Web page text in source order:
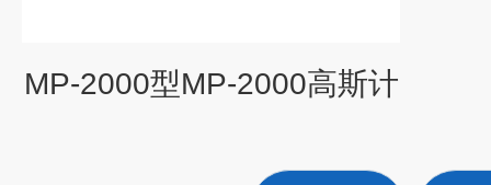
MP-2000型MP-2000高斯计